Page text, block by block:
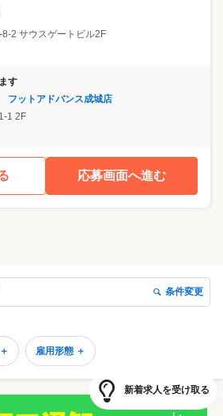
8-2 サウスゲートビル2F
す
フットアドバンス成城店
1 2F
応募画面へ進む
条件変更
雇用形態 ＋
新着求人を受け取る